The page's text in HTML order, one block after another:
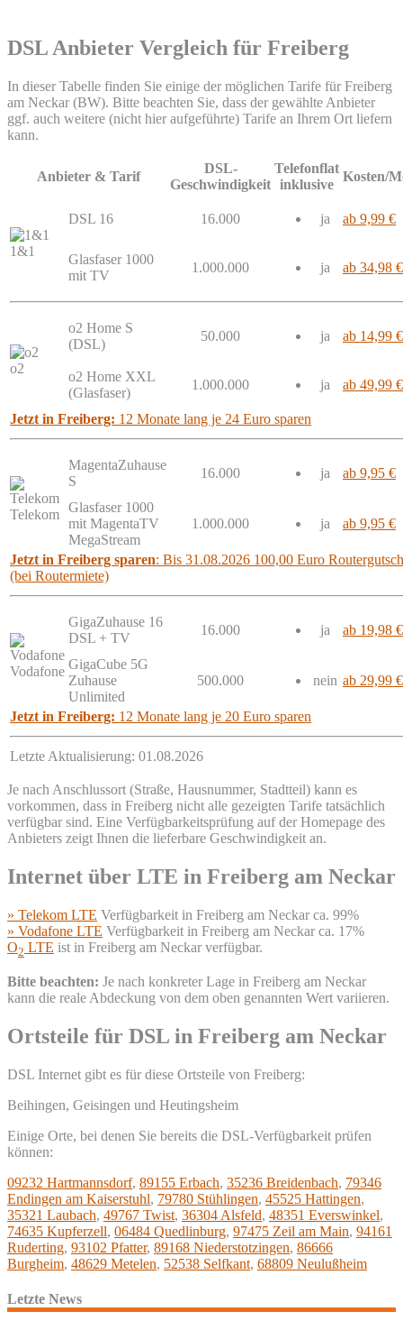
DSL Anbieter Vergleich für Freiberg
In dieser Tabelle finden Sie einige der möglichen Tarife für Freiberg
am Neckar (BW). Bitte beachten Sie, dass der gewählte Anbieter
ggf. auch weitere (nicht hier aufgeführte) Tarife an Ihrem Ort liefern
kann.
Anbieter & Tarif
DSL-
Geschwindigkeit
Telefonflat
inklusive
Kosten/
1&1
DSL 16 16.000 ja ab 9,99 €
Glasfaser 1000
mit TV
1.000.000 ja ab 34,98 €
o2
o2 Home S
(DSL)
50.000 ja ab 14,99 €
o2 Home XXL
(Glasfaser)
1.000.000 ja ab 49,99 €
Jetzt in Freiberg: 12 Monate lang je 24 Euro sparen
Telekom
MagentaZuhause
S
16.000 ja ab 9,95 €
Glasfaser 1000
mit MagentaTV
MegaStream
1.000.000 ja ab 9,95 €
Jetzt in Freiberg sparen: Bis 31.08.2026 100,00 Euro
(bei Routermiete)
Vodafone
GigaZuhause 16
DSL + TV
16.000 ja ab 19,98 €
GigaCube 5G
Zuhause
Unlimited
500.000 nein ab 29,99 €
Jetzt in Freiberg: 12 Monate lang je 20 Euro sparen
Letzte Aktualisierung: 01.08.2026
Je nach Anschlussort (Straße, Hausnummer, Stadtteil) kann es
vorkommen, dass in Freiberg nicht alle gezeigten Tarife tatsächlich
verfügbar sind. Eine Verfügbarkeitsprüfung auf der Homepage des
Anbieters zeigt Ihnen die lieferbare Geschwindigkeit an.
Internet über LTE in Freiberg am Neckar
» Telekom LTE Verfügbarkeit in Freiberg am Neckar ca. 99%
» Vodafone LTE Verfügbarkeit in Freiberg am Neckar ca. 17%
O2 LTE ist in Freiberg am Neckar verfügbar.
Bitte beachten: Je nach konkreter Lage in Freiberg am Neckar
kann die reale Abdeckung von dem oben genannten Wert variieren.
Ortsteile für DSL in Freiberg am Neckar
DSL Internet gibt es für diese Ortsteile von Freiberg:
Beihingen, Geisingen und Heutingsheim
Einige Orte, bei denen Sie bereits die DSL-Verfügbarkeit prüfen
können:
09232 Hartmannsdorf, 89155 Erbach, 35236 Breidenbach, 79346
Endingen am Kaiserstuhl, 79780 Stühlingen, 45525 Hattingen,
35321 Laubach, 49767 Twist, 36304 Alsfeld, 48351 Everswinkel,
74635 Kupferzell, 06484 Quedlinburg, 97475 Zeil am Main, 94161
Ruderting, 93102 Pfatter, 89168 Niederstotzingen, 86666
Burgheim, 48629 Metelen, 52538 Selfkant, 68809 Neulußheim
Letzte News